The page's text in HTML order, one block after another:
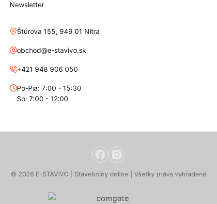
Newsletter
Štúrova 155, 949 01 Nitra
obchod@e-stavivo.sk
+421 948 906 050
Po-Pia: 7:00 - 15:30
So: 7:00 - 12:00
© 2026 E-STAVIVO | Stavebniny online | Všetky práva vyhradené